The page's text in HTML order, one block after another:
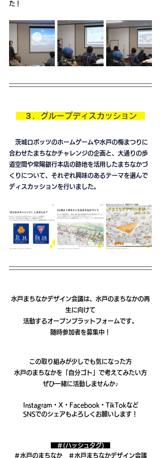
た！
３．グループディスカッション
茨城ロボッツのホームゲームや水戸の梅まつりに
合わせたまちなかチャレンジの企画と、大通りの歩
道空間や常陽銀行本店の跡地を活用したまちなかづ
くりについて、それぞれ興味のあるテーマを選んで
ディスカッションを行いました。
水戸まちなかデザイン会議は、水戸のまちなかの再
生に向けて
活動するオープンプラットフォームです。
随時参加者を募集中！
この取り組みが少しでも気になった方
水戸のまちなかを「自分ゴト」で考えてみたい方
ぜひ一緒に活動しませんか♪
Instagram・X・Facebook・TikTokなど
SNSでのシェアもよろしくお願いします！
＃(ハッシュタグ)
＃水戸のまちなか
＃水戸まちなかデザイン会議